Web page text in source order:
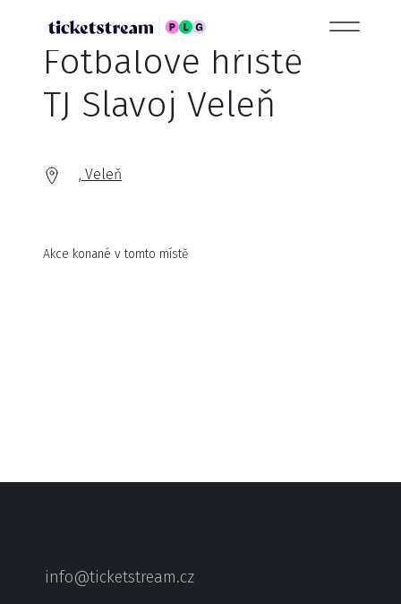
Fotbalové hřiště
TJ Slavoj Veleň
, Veleň
Akce konané v tomto místě
info@ticketstream.cz